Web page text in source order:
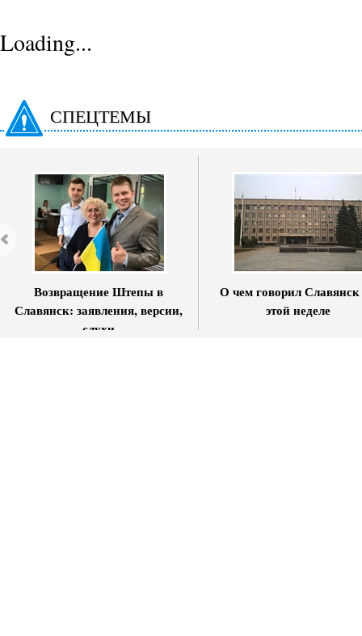
Loading...
СПЕЦТЕМЫ
Возвращение Штепы в
Славянск: заявления, версии,
слухи
О чем говорил
этой неделе